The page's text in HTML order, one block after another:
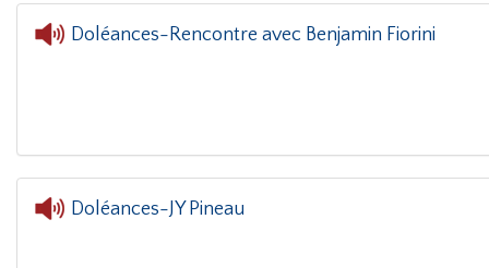
Doléances-Rencontre avec Benjamin Fiorini
Doléances-JY Pineau